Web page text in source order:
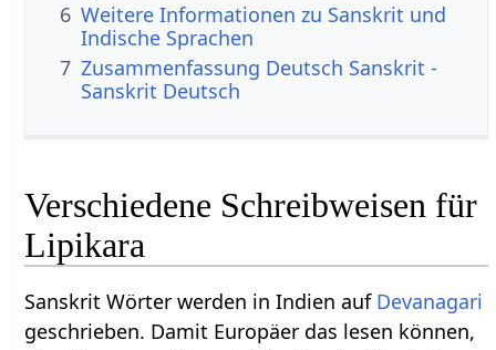
6 Weitere Informationen zu Sanskrit und
Indische Sprachen
7 Zusammenfassung Deutsch Sanskrit -
Sanskrit Deutsch
Verschiedene Schreibweisen für
Lipikara
Sanskrit Wörter werden in Indien auf Devanagari
geschrieben. Damit Europäer das lesen können,